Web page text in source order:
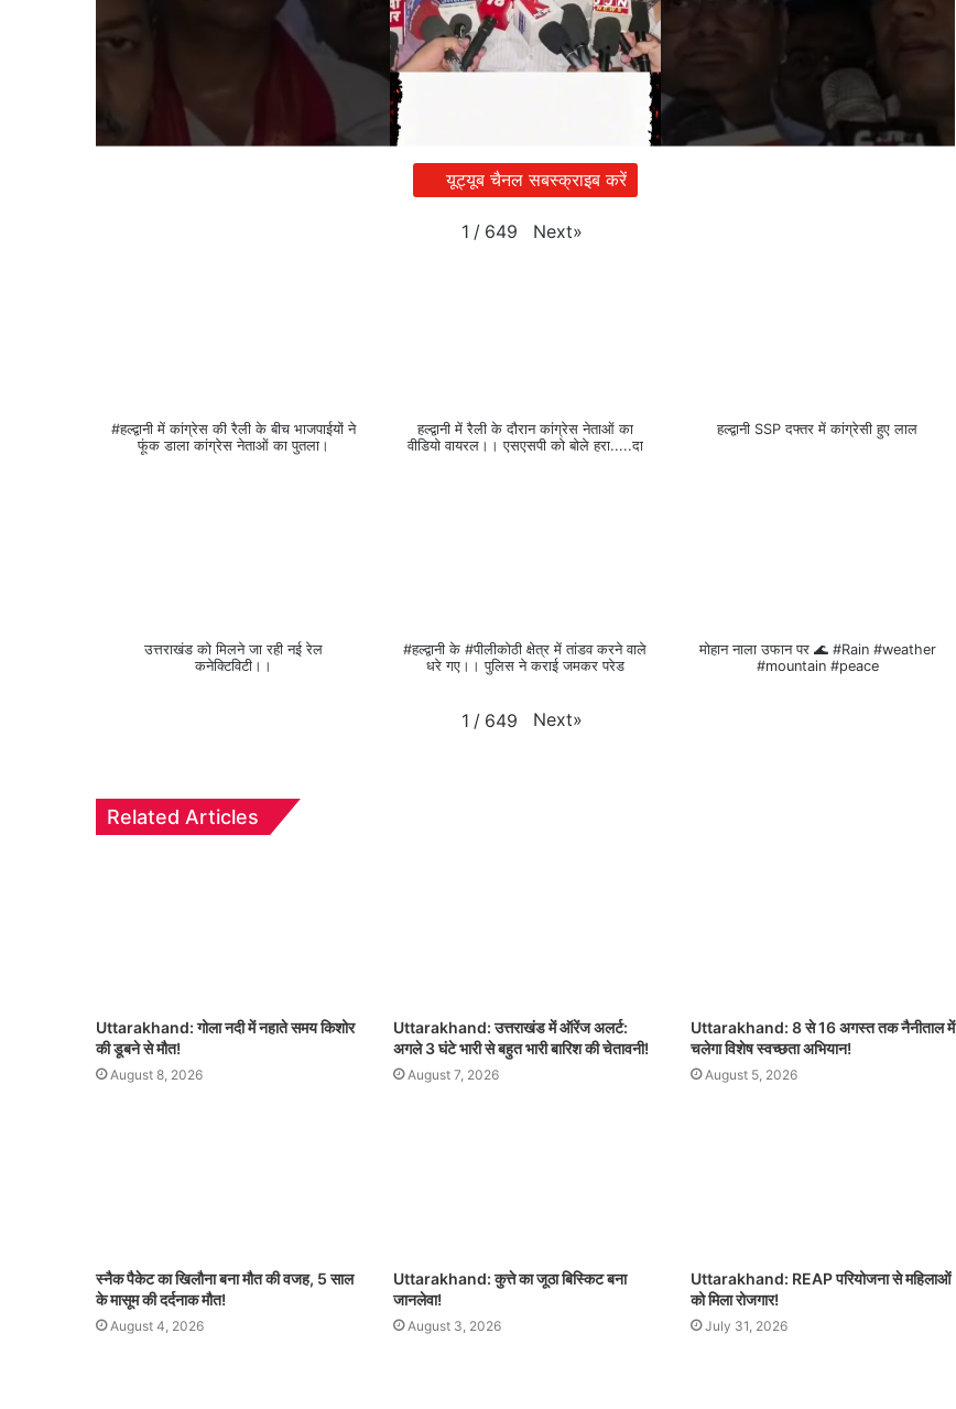
यूट्यूब चैनल सबस्क्राइब करें
1 / 649 Next»
#हल्द्वानी में कांग्रेस की रैली के बीच भाजपाईयों ने
फूंक डाला कांग्रेस नेताओं का पुतला।
हल्द्वानी में रैली के दौरान कांग्रेस नेताओं का
वीडियो वायरल।। एसएसपी को बोले हरा.....दा
हल्द्वानी SSP दफ्तर में कांग्रेसी हुए लाल
उत्तराखंड को मिलने जा रही नई रेल
कनेक्टिविटी।।
#हल्द्वानी के #पीलीकोठी क्षेत्र में तांडव करने वाले
धरे गए।। पुलिस ने कराई जमकर परेड
मोहान नाला उफान पर 🌊 #Rain #weather
#mountain #peace
1 / 649 Next»
Related Articles
Uttarakhand: गोला नदी में नहाते समय किशोर
की डूबने से मौत!
August 8, 2026
Uttarakhand: उत्तराखंड में ऑरेंज अलर्ट:
अगले 3 घंटे भारी से बहुत भारी बारिश की चेतावनी!
August 7, 2026
Uttarakhand: 8 से 16 अगस्त तक नैनीताल में
चलेगा विशेष स्वच्छता अभियान!
August 5, 2026
स्नैक पैकेट का खिलौना बना मौत की वजह, 5 साल
के मासूम की दर्दनाक मौत!
August 4, 2026
Uttarakhand: कुत्ते का जूठा बिस्किट बना
जानलेवा!
August 3, 2026
Uttarakhand: REAP परियोजना से महिलाओं
को मिला रोजगार!
July 31, 2026